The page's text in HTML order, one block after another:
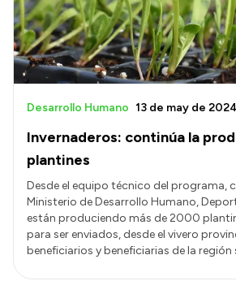
Invernaderos: continúa la
plantines
Desarrollo Humano 13 de may de 2024
Desde el equipo técnico del programa,
Ministerio de Desarrollo Humano,
están produciendo más de 2000
para ser enviados, desde el vivero
beneficiarios y beneficiarias de la región